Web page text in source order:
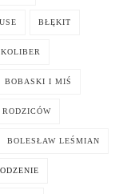
BŁĘKIT
BOBASKI I MIŚ
BOLESŁAW LEŚMIAN